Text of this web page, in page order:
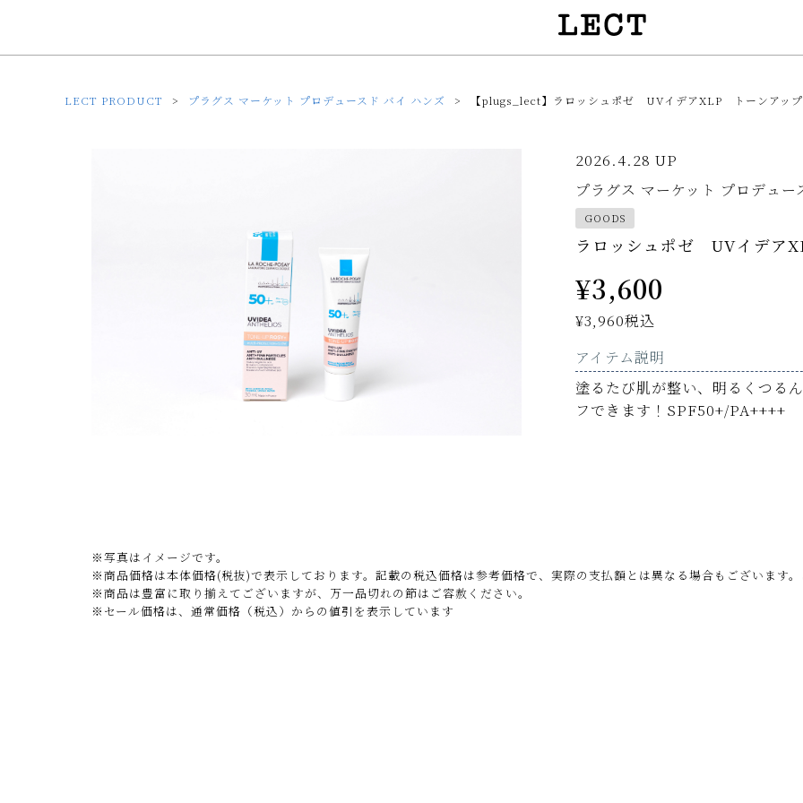
LECT PRODUCT プラグス マーケット プロデュースド バイ ハンズ 【plugs_lect】ラロッシュポゼ UVイデアXLP トーンアップ
2026.4.28 UP
プラグス マーケット プロデュー
GOODS
ラロッシュポゼ UVイデア
¥3,600
¥3,960税込
アイテム説明
塗るたび肌が整い、明るくつる
フできます！SPF50+/PA++++
※写真はイメージです。
※商品価格は本体価格(税抜)で表示しております。記載の税込価格は参考価格で、実際の支払額とは異なる場合もございます。
※商品は豊富に取り揃えてございますが、万一品切れの節はご容赦ください。
※セール価格は、通常価格（税込）からの値引を表示しています